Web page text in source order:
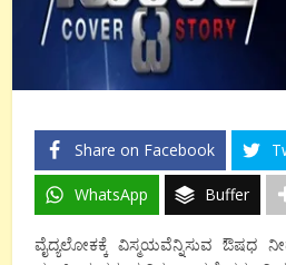
Share on Facebook
WhatsApp Buffer
ವೈದ್ಯಲೋಕಕ್ಕೆ ವಿಸ್ಮಯವೆನ್ನಿಸುವ